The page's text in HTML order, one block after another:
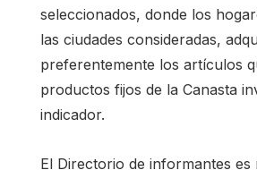
seleccionados, donde los
las ciudades consideradas,
preferentemente los artículos
productos fijos de la Canasta
indicador.
El Directorio de informantes es